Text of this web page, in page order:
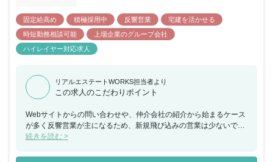
固定給高め 積極採用中 反響営業
宅建を活かせる
時短勤務相談可能
上場企業のグループ会社
ハイレイヤー対応求人
リアルエステートWORKS担当者より
この求人のこだわりポイント
Webサイトからの問い合わせや、仲介会社の紹介から始まるケース
が多く反響営業が主になるため、新規飛び込みの営業は少ないで
す。リーダーポジションを募集しているため、今までの経験を活か
続きを読む >